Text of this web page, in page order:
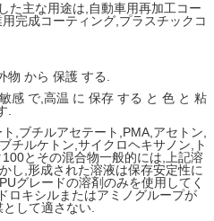
た主な用途は,自動車用再加工コー
完成コーティング,プラスチックコ
物 から 保護 する.
感 で,高温 に 保存 する と 色 と 粘
.
,ブチルアセテート,PMA,アセトン,
チルケトン,サイクロヘキサノン,ト
とその混合物一般的には,上記溶
し,形成された溶液は保存安定性に
グレードの溶剤のみを使用してく
ロキシルまたはアミノグループが
して適さない.